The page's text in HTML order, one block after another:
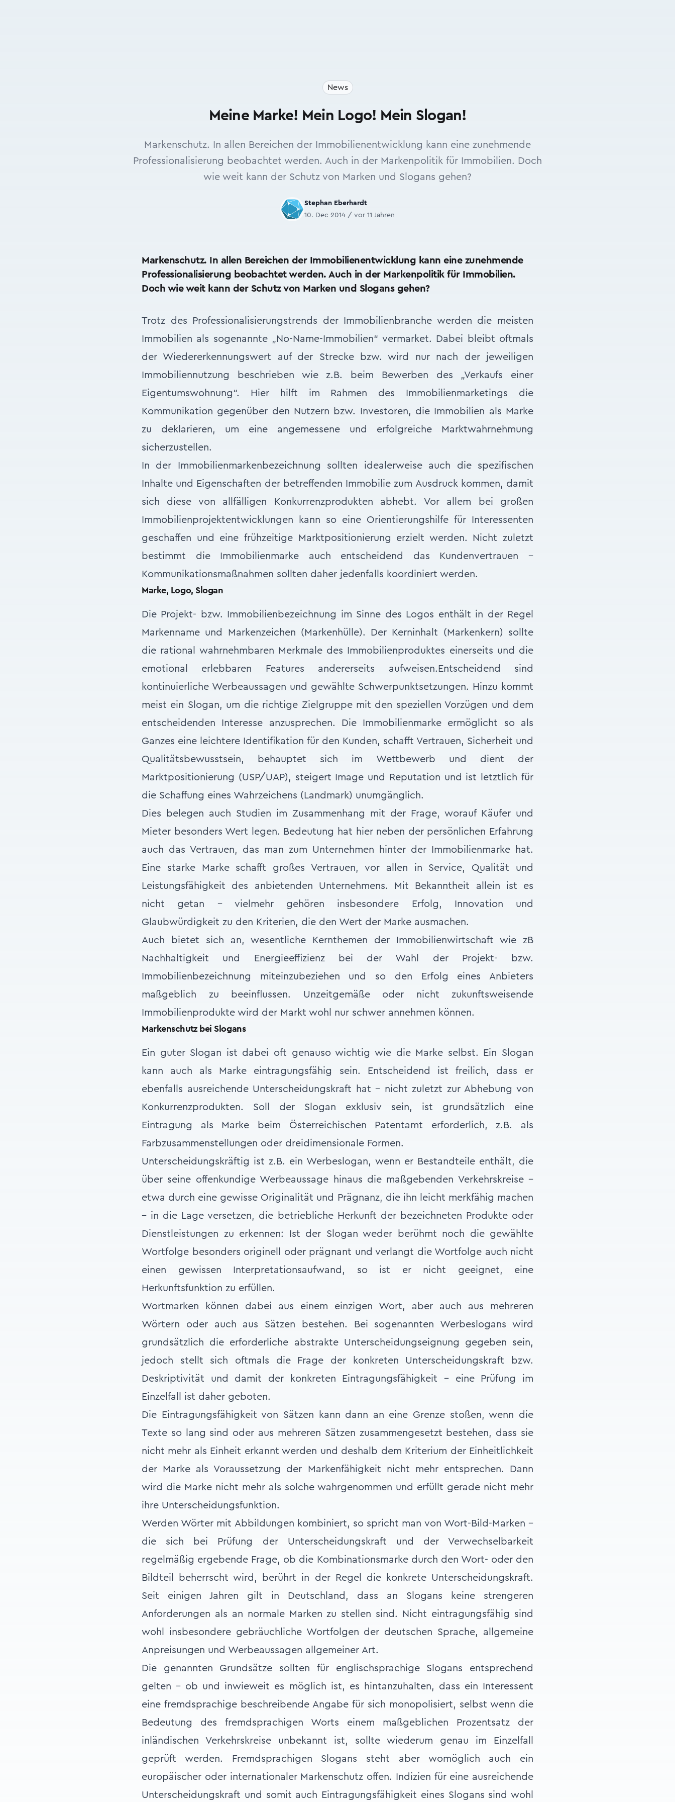
News
Meine Marke! Mein Logo! Mein Slogan!
Markenschutz. In allen Bereichen der Immobilienentwicklung kann eine zunehmende
Professionalisierung beobachtet werden. Auch in der Markenpolitik für Immobilien. Doch
wie weit kann der Schutz von Marken und Slogans gehen?
Stephan Eberhardt
10. Dec 2014 / vor 11 Jahren
Markenschutz. In allen Bereichen der Immobilienentwicklung kann eine zunehmende
Professionalisierung beobachtet werden. Auch in der Markenpolitik für Immobilien.
Doch wie weit kann der Schutz von Marken und Slogans gehen?
Trotz des Professionalisierungstrends der Immobilienbranche werden die meisten
Immobilien als sogenannte „No-Name-Immobilien“ vermarket. Dabei bleibt oftmals
der Wiedererkennungswert auf der Strecke bzw. wird nur nach der jeweiligen
Immobiliennutzung beschrieben wie z.B. beim Bewerben des „Verkaufs einer
Eigentumswohnung“. Hier hilft im Rahmen des Immobilienmarketings die
Kommunikation gegenüber den Nutzern bzw. Investoren, die Immobilien als Marke
zu deklarieren, um eine angemessene und erfolgreiche Marktwahrnehmung
sicherzustellen.
In der Immobilienmarkenbezeichnung sollten idealerweise auch die spezifischen
Inhalte und Eigenschaften der betreffenden Immobilie zum Ausdruck kommen, damit
sich diese von allfälligen Konkurrenzprodukten abhebt. Vor allem bei großen
Immobilienprojektentwicklungen kann so eine Orientierungshilfe für Interessenten
geschaffen und eine frühzeitige Marktpositionierung erzielt werden. Nicht zuletzt
bestimmt die Immobilienmarke auch entscheidend das Kundenvertrauen –
Kommunikationsmaßnahmen sollten daher jedenfalls koordiniert werden.
Marke, Logo, Slogan
Die Projekt- bzw. Immobilienbezeichnung im Sinne des Logos enthält in der Regel
Markenname und Markenzeichen (Markenhülle). Der Kerninhalt (Markenkern) sollte
die rational wahrnehmbaren Merkmale des Immobilienproduktes einerseits und die
emotional erlebbaren Features andererseits aufweisen.Entscheidend sind
kontinuierliche Werbeaussagen und gewählte Schwerpunktsetzungen. Hinzu kommt
meist ein Slogan, um die richtige Zielgruppe mit den speziellen Vorzügen und dem
entscheidenden Interesse anzusprechen. Die Immobilienmarke ermöglicht so als
Ganzes eine leichtere Identifikation für den Kunden, schafft Vertrauen, Sicherheit und
Qualitätsbewusstsein, behauptet sich im Wettbewerb und dient der
Marktpositionierung (USP/UAP), steigert Image und Reputation und ist letztlich für
die Schaffung eines Wahrzeichens (Landmark) unumgänglich.
Dies belegen auch Studien im Zusammenhang mit der Frage, worauf Käufer und
Mieter besonders Wert legen. Bedeutung hat hier neben der persönlichen Erfahrung
auch das Vertrauen, das man zum Unternehmen hinter der Immobilienmarke hat.
Eine starke Marke schafft großes Vertrauen, vor allen in Service, Qualität und
Leistungsfähigkeit des anbietenden Unternehmens. Mit Bekanntheit allein ist es
nicht getan – vielmehr gehören insbesondere Erfolg, Innovation und
Glaubwürdigkeit zu den Kriterien, die den Wert der Marke ausmachen.
Auch bietet sich an, wesentliche Kernthemen der Immobilienwirtschaft wie zB
Nachhaltigkeit und Energieeffizienz bei der Wahl der Projekt- bzw.
Immobilienbezeichnung miteinzubeziehen und so den Erfolg eines Anbieters
maßgeblich zu beeinflussen. Unzeitgemäße oder nicht zukunftsweisende
Immobilienprodukte wird der Markt wohl nur schwer annehmen können.
Markenschutz bei Slogans
Ein guter Slogan ist dabei oft genauso wichtig wie die Marke selbst. Ein Slogan
kann auch als Marke eintragungsfähig sein. Entscheidend ist freilich, dass er
ebenfalls ausreichende Unterscheidungskraft hat – nicht zuletzt zur Abhebung von
Konkurrenzprodukten. Soll der Slogan exklusiv sein, ist grundsätzlich eine
Eintragung als Marke beim Österreichischen Patentamt erforderlich, z.B. als
Farbzusammenstellungen oder dreidimensionale Formen.
Unterscheidungskräftig ist z.B. ein Werbeslogan, wenn er Bestandteile enthält, die
über seine offenkundige Werbeaussage hinaus die maßgebenden Verkehrskreise –
etwa durch eine gewisse Originalität und Prägnanz, die ihn leicht merkfähig machen
– in die Lage versetzen, die betriebliche Herkunft der bezeichneten Produkte oder
Dienstleistungen zu erkennen: Ist der Slogan weder berühmt noch die gewählte
Wortfolge besonders originell oder prägnant und verlangt die Wortfolge auch nicht
einen gewissen Interpretationsaufwand, so ist er nicht geeignet, eine
Herkunftsfunktion zu erfüllen.
Wortmarken können dabei aus einem einzigen Wort, aber auch aus mehreren
Wörtern oder auch aus Sätzen bestehen. Bei sogenannten Werbeslogans wird
grundsätzlich die erforderliche abstrakte Unterscheidungseignung gegeben sein,
jedoch stellt sich oftmals die Frage der konkreten Unterscheidungskraft bzw.
Deskriptivität und damit der konkreten Eintragungsfähigkeit – eine Prüfung im
Einzelfall ist daher geboten.
Die Eintragungsfähigkeit von Sätzen kann dann an eine Grenze stoßen, wenn die
Texte so lang sind oder aus mehreren Sätzen zusammengesetzt bestehen, dass sie
nicht mehr als Einheit erkannt werden und deshalb dem Kriterium der Einheitlichkeit
der Marke als Voraussetzung der Markenfähigkeit nicht mehr entsprechen. Dann
wird die Marke nicht mehr als solche wahrgenommen und erfüllt gerade nicht mehr
ihre Unterscheidungsfunktion.
Werden Wörter mit Abbildungen kombiniert, so spricht man von Wort-Bild-Marken –
die sich bei Prüfung der Unterscheidungskraft und der Verwechselbarkeit
regelmäßig ergebende Frage, ob die Kombinationsmarke durch den Wort- oder den
Bildteil beherrscht wird, berührt in der Regel die konkrete Unterscheidungskraft.
Seit einigen Jahren gilt in Deutschland, dass an Slogans keine strengeren
Anforderungen als an normale Marken zu stellen sind. Nicht eintragungsfähig sind
wohl insbesondere gebräuchliche Wortfolgen der deutschen Sprache, allgemeine
Anpreisungen und Werbeaussagen allgemeiner Art.
Die genannten Grundsätze sollten für englischsprachige Slogans entsprechend
gelten – ob und inwieweit es möglich ist, es hintanzuhalten, dass ein Interessent
eine fremdsprachige beschreibende Angabe für sich monopolisiert, selbst wenn die
Bedeutung des fremdsprachigen Worts einem maßgeblichen Prozentsatz der
inländischen Verkehrskreise unbekannt ist, sollte wiederum genau im Einzelfall
geprüft werden. Fremdsprachigen Slogans steht aber womöglich auch ein
europäischer oder internationaler Markenschutz offen. Indizien für eine ausreichende
Unterscheidungskraft und somit auch Eintragungsfähigkeit eines Slogans sind wohl